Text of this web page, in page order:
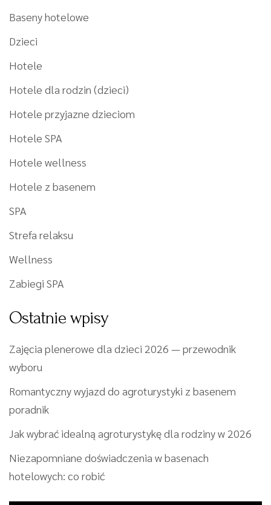
Baseny hotelowe
Dzieci
Hotele
Hotele dla rodzin (dzieci)
Hotele przyjazne dzieciom
Hotele SPA
Hotele wellness
Hotele z basenem
SPA
Strefa relaksu
Wellness
Zabiegi SPA
Ostatnie wpisy
Zajęcia plenerowe dla dzieci 2026 — przewodnik
wyboru
Romantyczny wyjazd do agroturystyki z basenem
poradnik
Jak wybrać idealną agroturystykę dla rodziny w 2026
Niezapomniane doświadczenia w basenach
hotelowych: co robić